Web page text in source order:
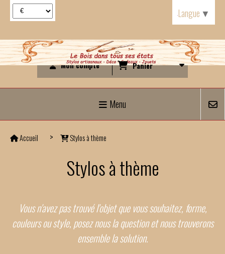
Mon compte Panier
Menu
Accueil Stylos à thème
Stylos à thème
Vous n'avez pas trouvé l'objet que vous souhaitez, forme,
couleurs ou style, posez nous la question et nous trouverons
ensemble la solution.
Langue ▼
Panneau de gestion des cookies